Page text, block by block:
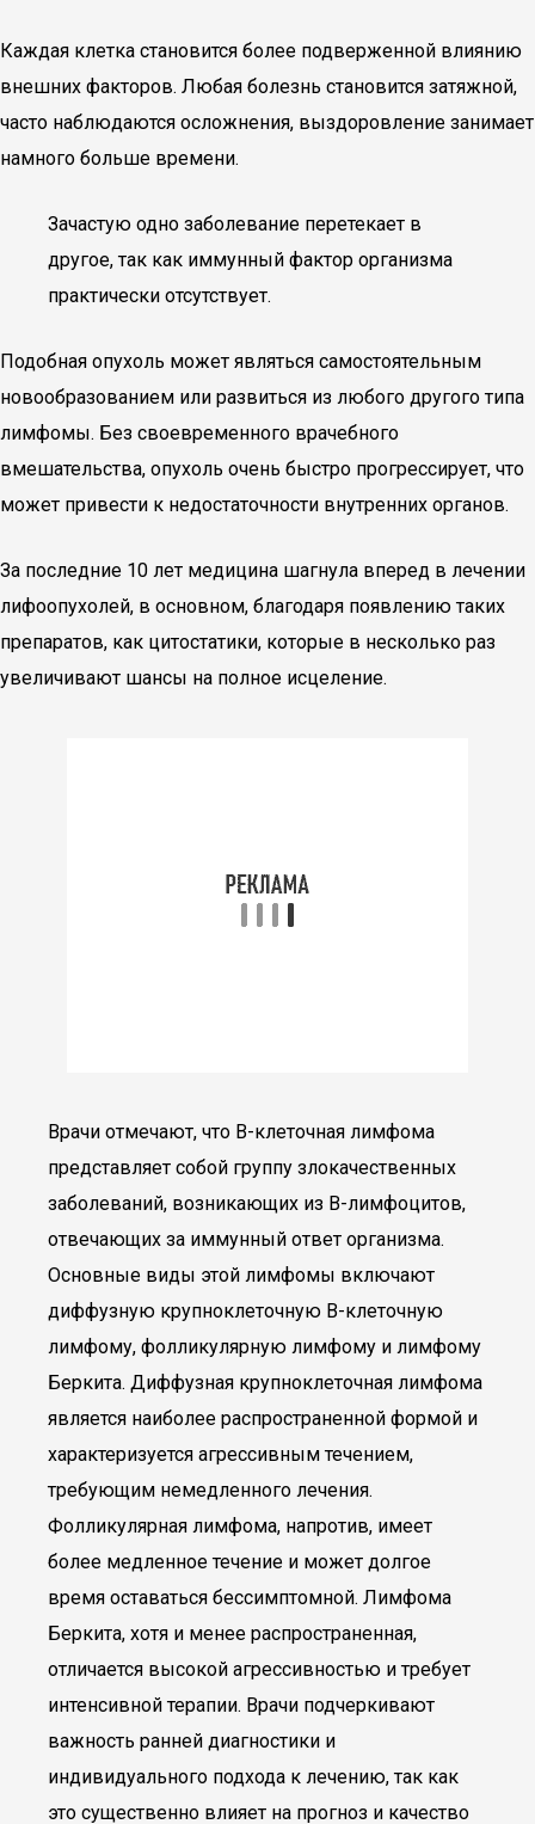
Каждая клетка становится более подверженной влиянию
внешних факторов. Любая болезнь становится затяжной,
часто наблюдаются осложнения, выздоровление занимает
намного больше времени.
Зачастую одно заболевание перетекает в
другое, так как иммунный фактор организма
практически отсутствует.
Подобная опухоль может являться самостоятельным
новообразованием или развиться из любого другого типа
лимфомы. Без своевременного врачебного
вмешательства, опухоль очень быстро прогрессирует, что
может привести к недостаточности внутренних органов.
За последние 10 лет медицина шагнула вперед в лечении
лифоопухолей, в основном, благодаря появлению таких
препаратов, как цитостатики, которые в несколько раз
увеличивают шансы на полное исцеление.
Врачи отмечают, что В-клеточная лимфома
представляет собой группу злокачественных
заболеваний, возникающих из В-лимфоцитов,
отвечающих за иммунный ответ организма.
Основные виды этой лимфомы включают
диффузную крупноклеточную В-клеточную
лимфому, фолликулярную лимфому и лимфому
Беркита. Диффузная крупноклеточная лимфома
является наиболее распространенной формой и
характеризуется агрессивным течением,
требующим немедленного лечения.
Фолликулярная лимфома, напротив, имеет
более медленное течение и может долгое
время оставаться бессимптомной. Лимфома
Беркита, хотя и менее распространенная,
отличается высокой агрессивностью и требует
интенсивной терапии. Врачи подчеркивают
важность ранней диагностики и
индивидуального подхода к лечению, так как
это существенно влияет на прогноз и качество